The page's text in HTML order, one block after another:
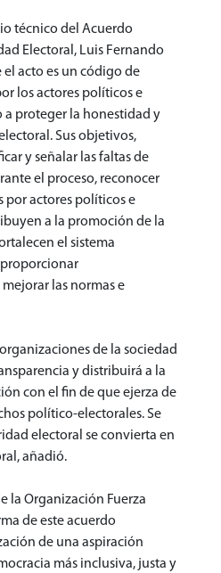
técnico del Acuerdo
Electoral, Luis Fernando
el acto es un código de
los actores políticos e
proteger la honestidad y
Sus objetivos,
y señalar las faltas de
el proceso, reconocer
por actores políticos e
a la promoción de la
el sistema
las normas e
de la sociedad
y distribuirá a la
con el fin de que ejerza de
político-electorales. Se
electoral se convierta en
añadió.
la Organización Fuerza
de este acuerdo
de una aspiración
más inclusiva, justa y